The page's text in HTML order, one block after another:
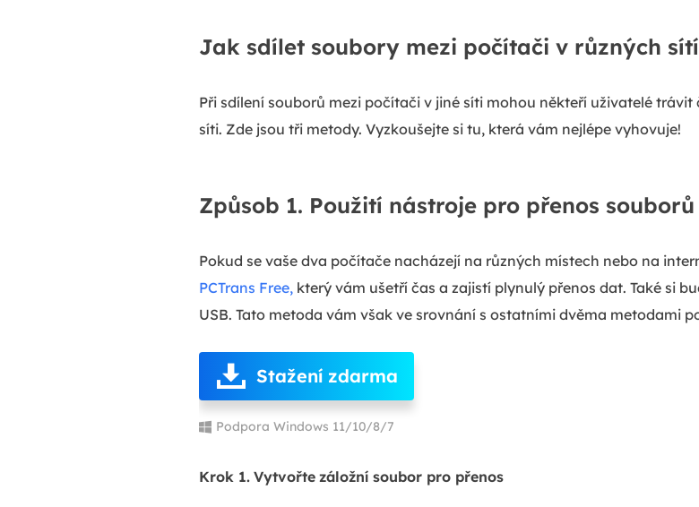
Jak sdílet soubory mezi počítači v různých
Při sdílení souborů mezi počítači v jiné síti mohou někteří uživatelé
síti. Zde jsou tři metody. Vyzkoušejte si tu, která vám nejlépe vyhovuje!
Způsob 1. Použití nástroje pro přenos
Pokud se vaše dva počítače nacházejí na různých místech nebo na
PCTrans Free, který vám ušetří čas a zajistí plynulý přenos dat. Také si
USB. Tato metoda vám však ve srovnání s ostatními dvěma metodami
Stažení zdarma
Podpora Windows 11/10/8/7
Krok 1. Vytvořte záložní soubor pro přenos